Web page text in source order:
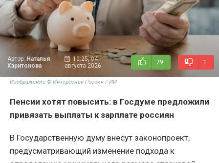
Автор: Наталья
Харитонова
10:25, 04
августа 2026
79 1
Изображение © Интересная Россия / ИИ
Пенсии хотят повысить: в Госдуме предложили
привязать выплаты к зарплате россиян
В Государственную думу внесут законопроект,
предусматривающий изменение подхода к